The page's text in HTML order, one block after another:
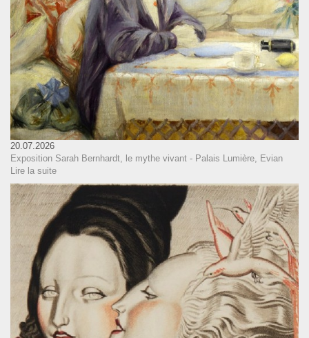
20.07.2026
Exposition Sarah Bernhardt, le mythe vivant - Palais Lumière, Evian
Lire la suite